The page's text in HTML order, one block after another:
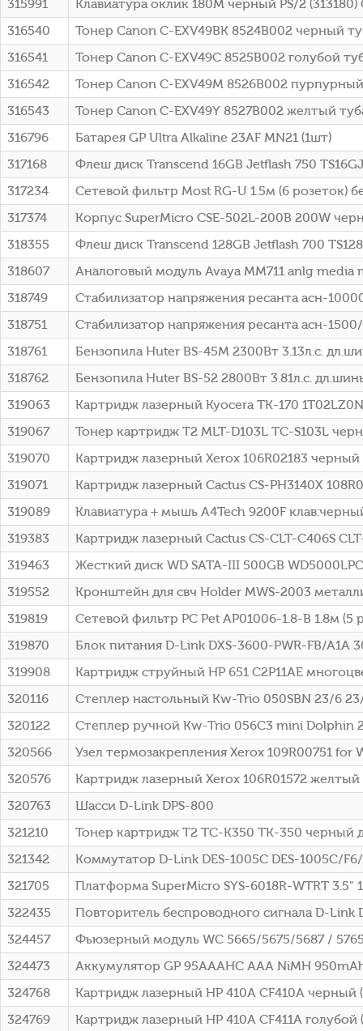
315991
Клавиатура оклик 180M черный PS/2 (313180)
316540
Тонер Canon C-EXV49BK 8524B002 черный
316541
Тонер Canon C-EXV49C 8525B002 голубой
316542
Тонер Canon C-EXV49M 8526B002
316543
Тонер Canon C-EXV49Y 8527B002 желтый
316796
Батарея GP Ultra Alkaline 23AF MN21 (1шт)
317168
Флеш диск Transcend 16GB Jetflash 750
317234
Сетевой фильтр Most RG-U 1.5м (6 розеток)
317374
Корпус SuperMicro CSE-502L-200B 200W
318355
Флеш диск Transcend 128GB Jetflash 700
318607
Аналоговый модуль Avaya MM711 anlg media
318749
Стабилизатор напряжения ресанта асн-
318751
Стабилизатор напряжения ресанта асн-
318761
Бензопила Huter BS-45M 2300Вт 3.13л.с.
318762
Бензопила Huter BS-52 2800Вт 3.81л.с.
319063
Картридж лазерный Kyocera TK-170
319067
Тонер картридж T2 MLT-D103L TC-S103L
319070
Картридж лазерный Xerox 106R02183 черный
319071
Картридж лазерный Cactus CS-PH3140X
319089
Клавиатура + мышь A4Tech 9200F
319383
Картридж лазерный Cactus CS-CLT-C406S
319463
Жесткий диск WD SATA-III 500GB
319552
Кронштейн для свч Holder MWS-2003
319819
Сетевой фильтр PC Pet AP01006-1.8-B 1.8м
319870
Блок питания D-Link DXS-3600-PWR-FB/A1A
319908
Картридж струйный HP 651 C2P11AE
320116
Степлер настольный Kw-Trio 050SBN 23/6
320122
Степлер ручной Kw-Trio 056C3 mini Dolphin
320566
Узел термозакрепления Xerox 109R00751 for
320576
Картридж лазерный Xerox 106R01572 желтый
320763
Шасси D-Link DPS-800
321210
Тонер картридж T2 TC-K350 TK-350 черный
321342
Коммутатор D-Link DES-1005C DES-1005C/
321705
Платформа SuperMicro SYS-6018R-WTRT 3.5"
322435
Повторитель беспроводного сигнала D-Link
324457
Фьюзерный модуль WC 5665/5675/5687 /
324473
Аккумулятор GP 95AAAHC AAA NiMH
324768
Картридж лазерный HP 410A CF410A черный
324769
Картридж лазерный HP 410A CF411A голубой